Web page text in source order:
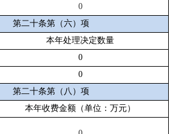
0
第二十条第（六）项
本年处理决定数量
0
0
第二十条第（八）项
本年收费金额（单位：万元）